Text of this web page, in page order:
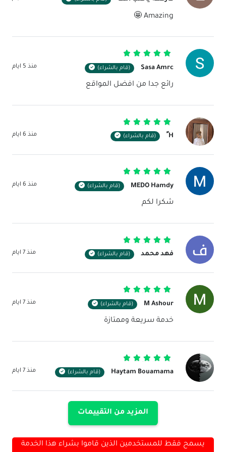
Amazing 🤩
Sasa Amrc (قام بالشراء) منذ 5 ايام
رائع جدا من افضل المواقع
تم التقييم
H ً (قام بالشراء) منذ 6 ايام
MEDO Hamdy (قام بالشراء) منذ 6 ايام
شكرا لكم
تم التقييم5من 5
فهد محمد (قام بالشراء) منذ 7 ايام
M Ashour (قام بالشراء) منذ 7 ايام
خدمة سريعة وممتازة
من 5
Haytam Bouamama (قام بالشراء) منذ 7 ايام
المزيد من التقييمات
يسمح فقط للمستخدمين الذين قاموا بشراء هذا الخدمة